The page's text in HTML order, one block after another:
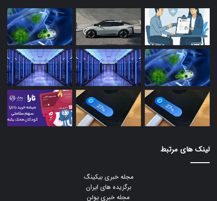
لینک های مرتبط
مجله خبری بیکینگ
برگزیده های ایران
مجله خبری یولن